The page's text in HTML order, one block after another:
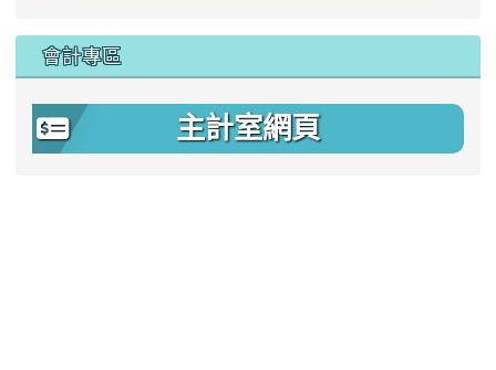
會計專區
主計室網頁